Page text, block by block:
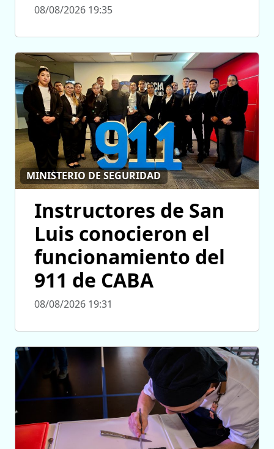
08/08/2026 19:35
MINISTERIO DE SEGURIDAD
Instructores de San
Luis conocieron el
funcionamiento del
911 de CABA
08/08/2026 19:31